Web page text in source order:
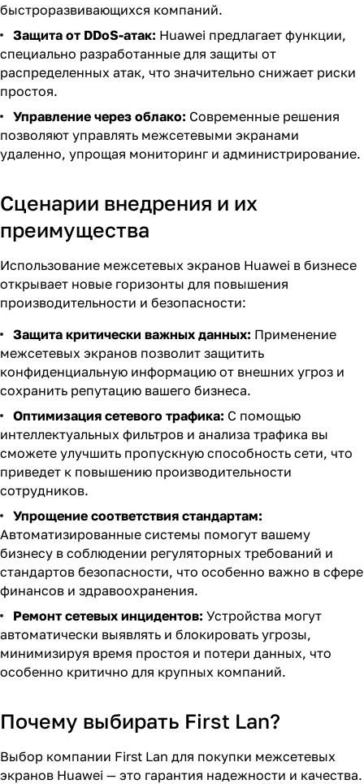
быстроразвивающихся компаний.
Защита от DDoS-атак: Huawei предлагает функции,
специально разработанные для защиты от
распределенных атак, что значительно снижает риски
простоя.
Управление через облако: Современные решения
позволяют управлять межсетевыми экранами
удаленно, упрощая мониторинг и администрирование.
Сценарии внедрения и их
преимущества
Использование межсетевых экранов Huawei в бизнесе
открывает новые горизонты для повышения
производительности и безопасности:
Защита критически важных данных: Применение
межсетевых экранов позволит защитить
конфиденциальную информацию от внешних угроз и
сохранить репутацию вашего бизнеса.
Оптимизация сетевого трафика: С помощью
интеллектуальных фильтров и анализа трафика вы
сможете улучшить пропускную способность сети, что
приведет к повышению производительности
сотрудников.
Упрощение соответствия стандартам:
Автоматизированные системы помогут вашему
бизнесу в соблюдении регуляторных требований и
стандартов безопасности, что особенно важно в сфере
финансов и здравоохранения.
Ремонт сетевых инцидентов: Устройства могут
автоматически выявлять и блокировать угрозы,
минимизируя время простоя и потери данных, что
особенно критично для крупных компаний.
Почему выбирать First Lan?
Выбор компании First Lan для покупки межсетевых
экранов Huawei — это гарантия надежности и качества.